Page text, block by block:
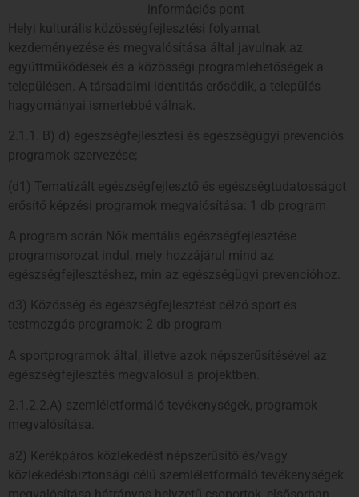
információs pont
Helyi kulturális közösségfejlesztési folyamat
kezdeményezése és megvalósítása által javulnak az
együttműködések és a közösségi programlehetőségek a
településen. A társadalmi identitás erősödik, a település
hagyományai ismertebbé válnak.
2.1.1. B) d) egészségfejlesztési és egészségügyi prevenciós
programok szervezése;
(d1) Tematizált egészségfejlesztő és egészségtudatosságot
erősítő képzési programok megvalósítása: 1 db program
A program során Nők mentális egészségfejlesztése
programsorozat indul, mely hozzájárul mind az
egészségfejlesztéshez, min az egészségügyi prevencióhoz.
d3) Közösség és egészségfejlesztést célzó sport és
testmozgás programok: 2 db program
A sportprogramok által, illetve azok népszerűsítésével az
egészségfejlesztés megvalósul a projektben.
2.1.2.2.A) szemléletformáló tevékenységek, programok
megvalósítása.
a2) Kerékpáros közlekedést népszerűsítő és/vagy
közlekedésbiztonsági célú szemléletformáló tevékenységek
megvalósítása hátrányos helyzetű csoportok, elsősorban